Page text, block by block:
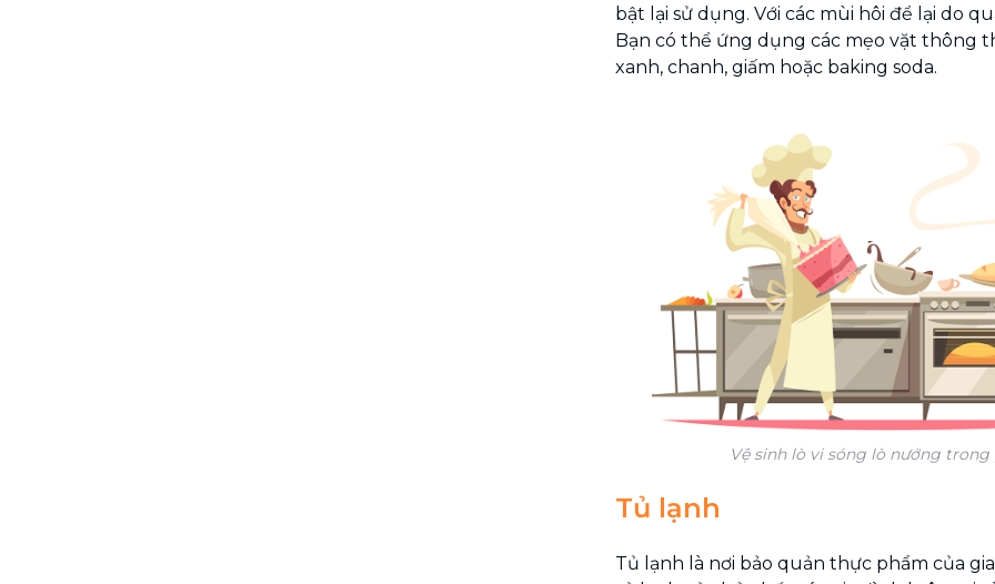
bật lại sử dụng. Với các mùi hôi để lại do
Bạn có thể ứng dụng các mẹo vặt thông
xanh, chanh, giấm hoặc baking soda.
Vệ sinh lò vi sóng lò nướng trong
Tủ lạnh
Tủ lạnh là nơi bảo quản thực phẩm của